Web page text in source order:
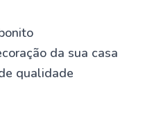
da sua casa
qualidade